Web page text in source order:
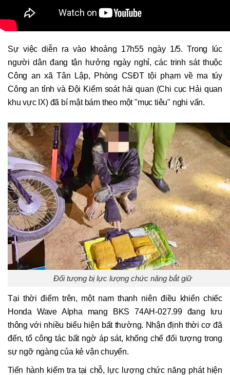
Sự việc diễn ra vào khoảng 17h55 ngày 1/5. Trong lúc
người dân đang tận hưởng ngày nghỉ, các trinh sát thuộc
Công an xã Tân Lập, Phòng CSĐT tội phạm về ma túy
Công an tỉnh và Đội Kiểm soát hải quan (Chi cục Hải quan
khu vực IX) đã bí mật bám theo một "mục tiêu" nghi vấn.
Đối tượng bị lực lượng chức năng bắt giữ
Tại thời điểm trên, một nam thanh niên điều khiển chiếc
Honda Wave Alpha mang BKS 74AH-027.99 đang lưu
thông với nhiều biểu hiện bất thường. Nhận định thời cơ đã
đến, tổ công tác bất ngờ áp sát, khống chế đối tượng trong
sự ngỡ ngàng của kẻ vận chuyển.
Tiến hành kiểm tra tại chỗ, lực lượng chức năng phát hiện